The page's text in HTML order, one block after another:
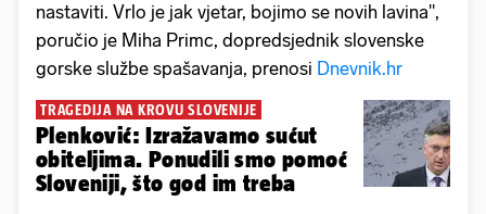
nastaviti. Vrlo je jak vjetar, bojimo se novih lavina",
poručio je Miha Primc, dopredsjednik slovenske
gorske službe spašavanja, prenosi Dnevnik.hr
TRAGEDIJA NA KROVU SLOVENIJE
Plenković: Izražavamo sućut
obiteljima. Ponudili smo pomoć
Sloveniji, što god im treba